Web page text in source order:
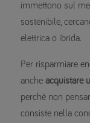
immettono sul
sostenibile,
elettrica o ibrida.
Per risparmiare
anche acquistare
perchè non
consiste nella